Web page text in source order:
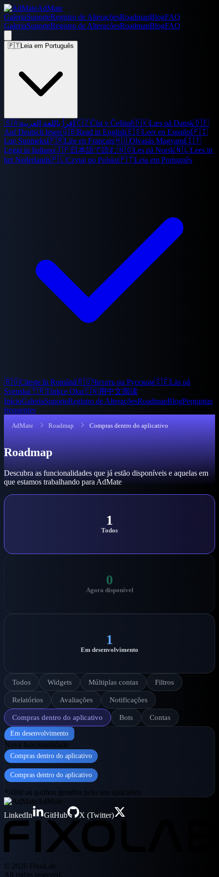
AdMate
GaleriaSuporteRegistro de AlteraçõesRoadmapBlogFAQ
GaleriaSuporteRegistro de AlteraçõesRoadmapBlogFAQ
🇵🇹Leia em Português
🇸🇦اقرأ باللغة العربية 🇨🇿Číst v Češtině🇩🇰Læs på Dansk🇩🇪
Auf Deutsch lesen🇬🇧Read in English🇪🇸Leer en Español🇫🇮
Lue Suomeksi🇫🇷Lire en Français🇭🇺Olvasás Magyarul🇮🇹
Leggi in Italiano🇯🇵日本語で読む🇳🇴Les på Norsk🇳🇱Lees in
het Nederlands🇵🇱Czytaj po Polsku🇵🇹Leia em Português
🇷🇴Citește în Română🇷🇺Читать на Русском🇸🇪Läs på
Svenska🇹🇷Türkçe Oku🇨🇳用中文阅读
InícioGaleriaSuporteRegistro de AlteraçõesRoadmapBlogPerguntas
frequentes
AdMate Roadmap Compras dentro do aplicativo
Roadmap
Descubra as funcionalidades que já estão disponíveis e aquelas em
que estamos trabalhando para AdMate
1
Todos
0
Agora disponível
1
Em desenvolvimento
Todos Widgets Múltiplas contas Filtros
Relatórios Avaliações Notificações
Compras dentro do aplicativo Bots Contas
Em desenvolvimento
Nova funcionalidade
Compras dentro do aplicativo
Compras dentro do aplicativo
Exibir os ganhos gerados pelo seu aplicativo
AdMate
LinkedIn
GitHub X (Twitter)
© 2026 FixoLab.
All rights reserved.